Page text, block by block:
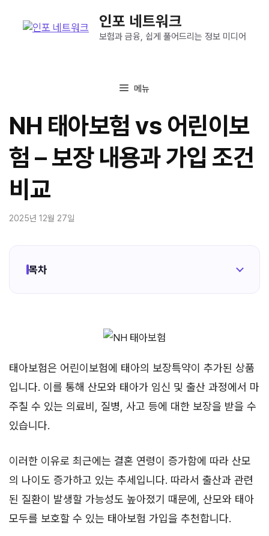
인포 네트워크
보험과 금융, 쉽게 풀어드리는 정보 미디어
메뉴
NH 태아보험 vs 어린이보
험 – 보장 내용과 가입 조건
비교
2025년 12월 27일
목차
태아보험은 어린이보험에 태아의 보장특약이 추가된 상품
입니다. 이를 통해 산모와 태아가 임신 및 출산 과정에서 마
주칠 수 있는 의료비, 질병, 사고 등에 대한 보장을 받을 수
있습니다.
이러한 이유로 최근에는 결혼 연령이 증가함에 따라 산모
의 나이도 증가하고 있는 추세입니다. 따라서 출산과 관련
된 질환이 발생할 가능성도 높아졌기 때문에, 산모와 태아
모두를 보호할 수 있는 태아보험 가입을 추천합니다.